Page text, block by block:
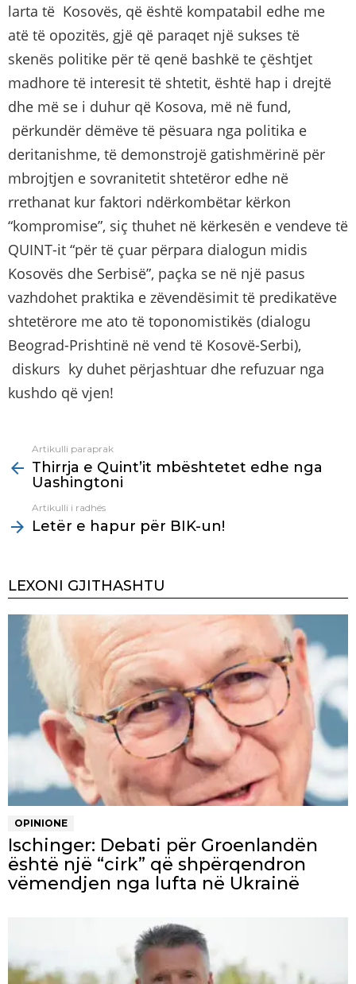
larta të Kosovës, që është kompatabil edhe me
atë të opozitës, gjë që paraqet një sukses të
skenës politike për të qenë bashkë te çështjet
madhore të interesit të shtetit, është hap i drejtë
dhe më se i duhur që Kosova, më në fund,
përkundër dëmëve të pësuara nga politika e
deritanishme, të demonstrojë gatishmërinë për
mbrojtjen e sovranitetit shtetëror edhe në
rrethanat kur faktori ndërkombëtar kërkon
“kompromise”, siç thuhet në kërkesën e vendeve të
QUINT-it “për të çuar përpara dialogun midis
Kosovës dhe Serbisë”, paçka se në një pasus
vazhdohet praktika e zëvendësimit të predikatëve
shtetërore me ato të toponomistikës (dialogu
Beograd-Prishtinë në vend të Kosovë-Serbi),
diskurs ky duhet përjashtuar dhe refuzuar nga
kushdo që vjen!
more
Artikulli paraprak
Thirrja e Quint’it mbështetet edhe nga
Uashingtoni
Artikulli i radhës
Letër e hapur për BIK-un!
LEXONI GJITHASHTU
OPINIONE
Ischinger: Debati për Groenlandën
është një “cirk” që shpërqendron
vëmendjen nga lufta në Ukrainë